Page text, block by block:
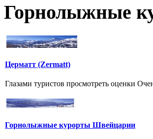
Горнолыжные
Церматт (Zermatt)
Глазами туристов просмотреть оценки
Горнолыжные курорты Швейцарии